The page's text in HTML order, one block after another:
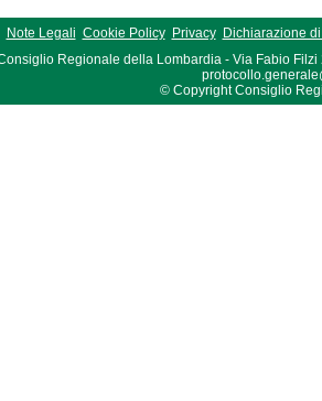
Note Legali Cookie Policy Privacy
Dichiarazione
Regionale della Lombardia - Via Fabio Filzi
© Copyright Consiglio